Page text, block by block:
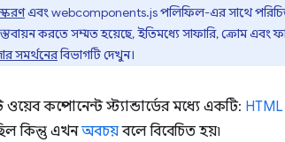
এবং webcomponents.js পলিফিল-এর সাথে
করতে সম্মত হয়েছে, ইতিমধ্যে সাফারি, ক্রোম
সমর্থনেরবিভাগটি দেখুন।
কম্পোনেন্ট স্ট্যান্ডার্ডের মধ্যে একটি: HTML
কিন্তু এখনঅবচয়বলে বিবেচিত হয়৷